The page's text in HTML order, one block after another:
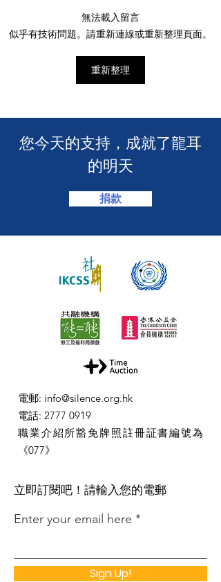
香港警務處 | 網上申請992
無法載入留言
似乎有技術問題。請重新連線或重新整理頁面。
重新整理
​您今天的支持，成就了龍耳
的明天
捐款
電郵: info@silence.org.hk
電話: 2777 0919
職業介紹所豁免牌照註冊証書編號為
《077》
​立即訂閱吧！請輸入您的電郵
Enter your email here
Sign Up!